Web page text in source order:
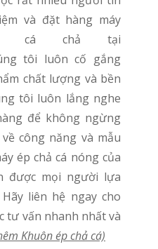
và đặt hàng máy
cá chả tại
tôi luôn cố gắng
chất lượng và bền
tôi luôn lắng nghe
để không ngừng
công năng và mẫu
ép chả cá nóng của
được mọi người lựa
liên hệ ngay cho
tư vấn nhanh nhất và
Khuôn ép chả cá)